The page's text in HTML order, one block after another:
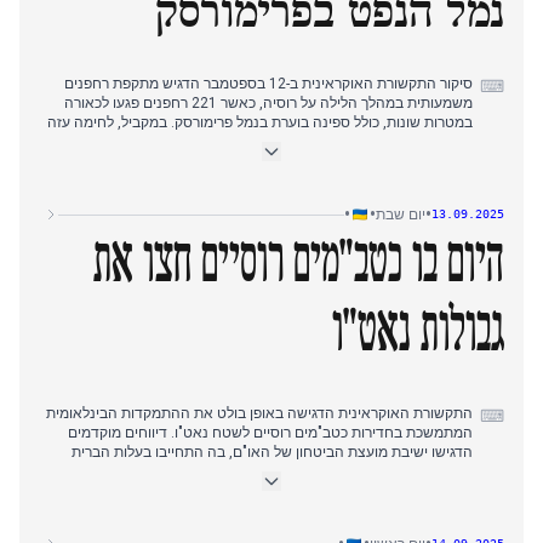
נמל הנפט בפרימורסק
⌨
סיקור התקשורת האוקראינית ב-12 בספטמבר הדגיש מתקפת רחפנים
משמעותית במהלך הלילה על רוסיה, כאשר 221 רחפנים פגעו לכאורה
במטרות שונות, כולל ספינה בוערת בנמל פרימורסק. במקביל, לחימה עזה
מוחלט של המתקפה הרוסית על סומי, בעוד נאט"ו השיקה את מבצע
"שומר מזרחי" בתגובה למתקפת הרחפנים על פולין. עם זאת, דיווחים מ-
Deep State בערב הצביעו על כך שכוחות רוסים התקדמו לקופיאנסק
דרך צינור גז.
13.09.2025
•יום שבת•
•
היום בו כטב"מים רוסיים חצו את
גבולות נאט"ו
⌨ התקשורת האוקראינית הדגישה באופן בולט את ההתמקדות הבינלאומית
המתמשכת בחדירות כטב"מים רוסיים לשטח נאט"ו. דיווחים מוקדמים
הדגישו ישיבת מועצת הביטחון של האו"ם, בה התחייבו בעלות הברית
בקופיאנסק זכה לתשומת לב, עם דיווחים ראשוניים על התקדמות רוסית